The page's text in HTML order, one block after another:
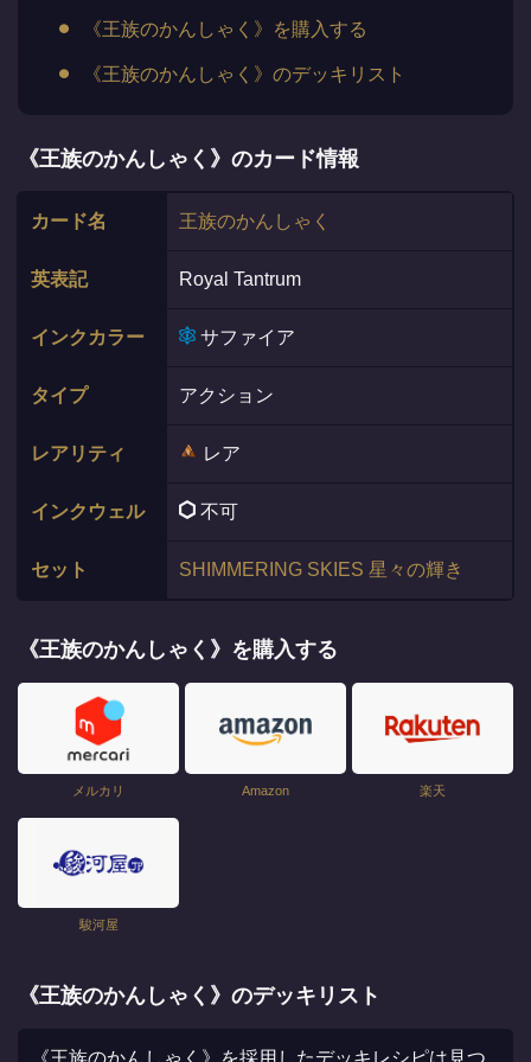
《王族のかんしゃく》を購入する
《王族のかんしゃく》のデッキリスト
《王族のかんしゃく》のカード情報
カード名 王族のかんしゃく
英表記 Royal Tantrum
インクカラー サファイア
タイプ アクション
レアリティ レア
インクウェル 不可
セット SHIMMERING SKIES 星々の輝き
《王族のかんしゃく》を購入する
メルカリ Amazon 楽天
駿河屋
《王族のかんしゃく》のデッキリスト